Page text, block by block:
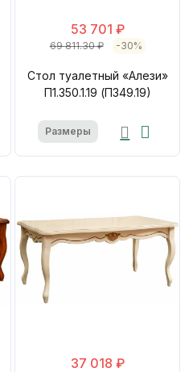
53 701 ₽
69 811.30 ₽ -30%
Стол туалетный «Алези»
П1.350.1.19 (П349.19)
Размеры
37 018 ₽